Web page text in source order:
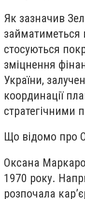
Як зазначив
займатиметься
стосуються
зміцнення
України,
координації
стратегічними
Що відомо про
Оксана
1970 року.
розпочала